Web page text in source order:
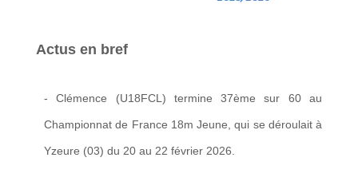
Actus en bref
- Clémence (U18FCL) termine 37ème sur 60 au
Championnat de France 18m Jeune, qui se déroulait à
Yzeure (03) du 20 au 22 février 2026.